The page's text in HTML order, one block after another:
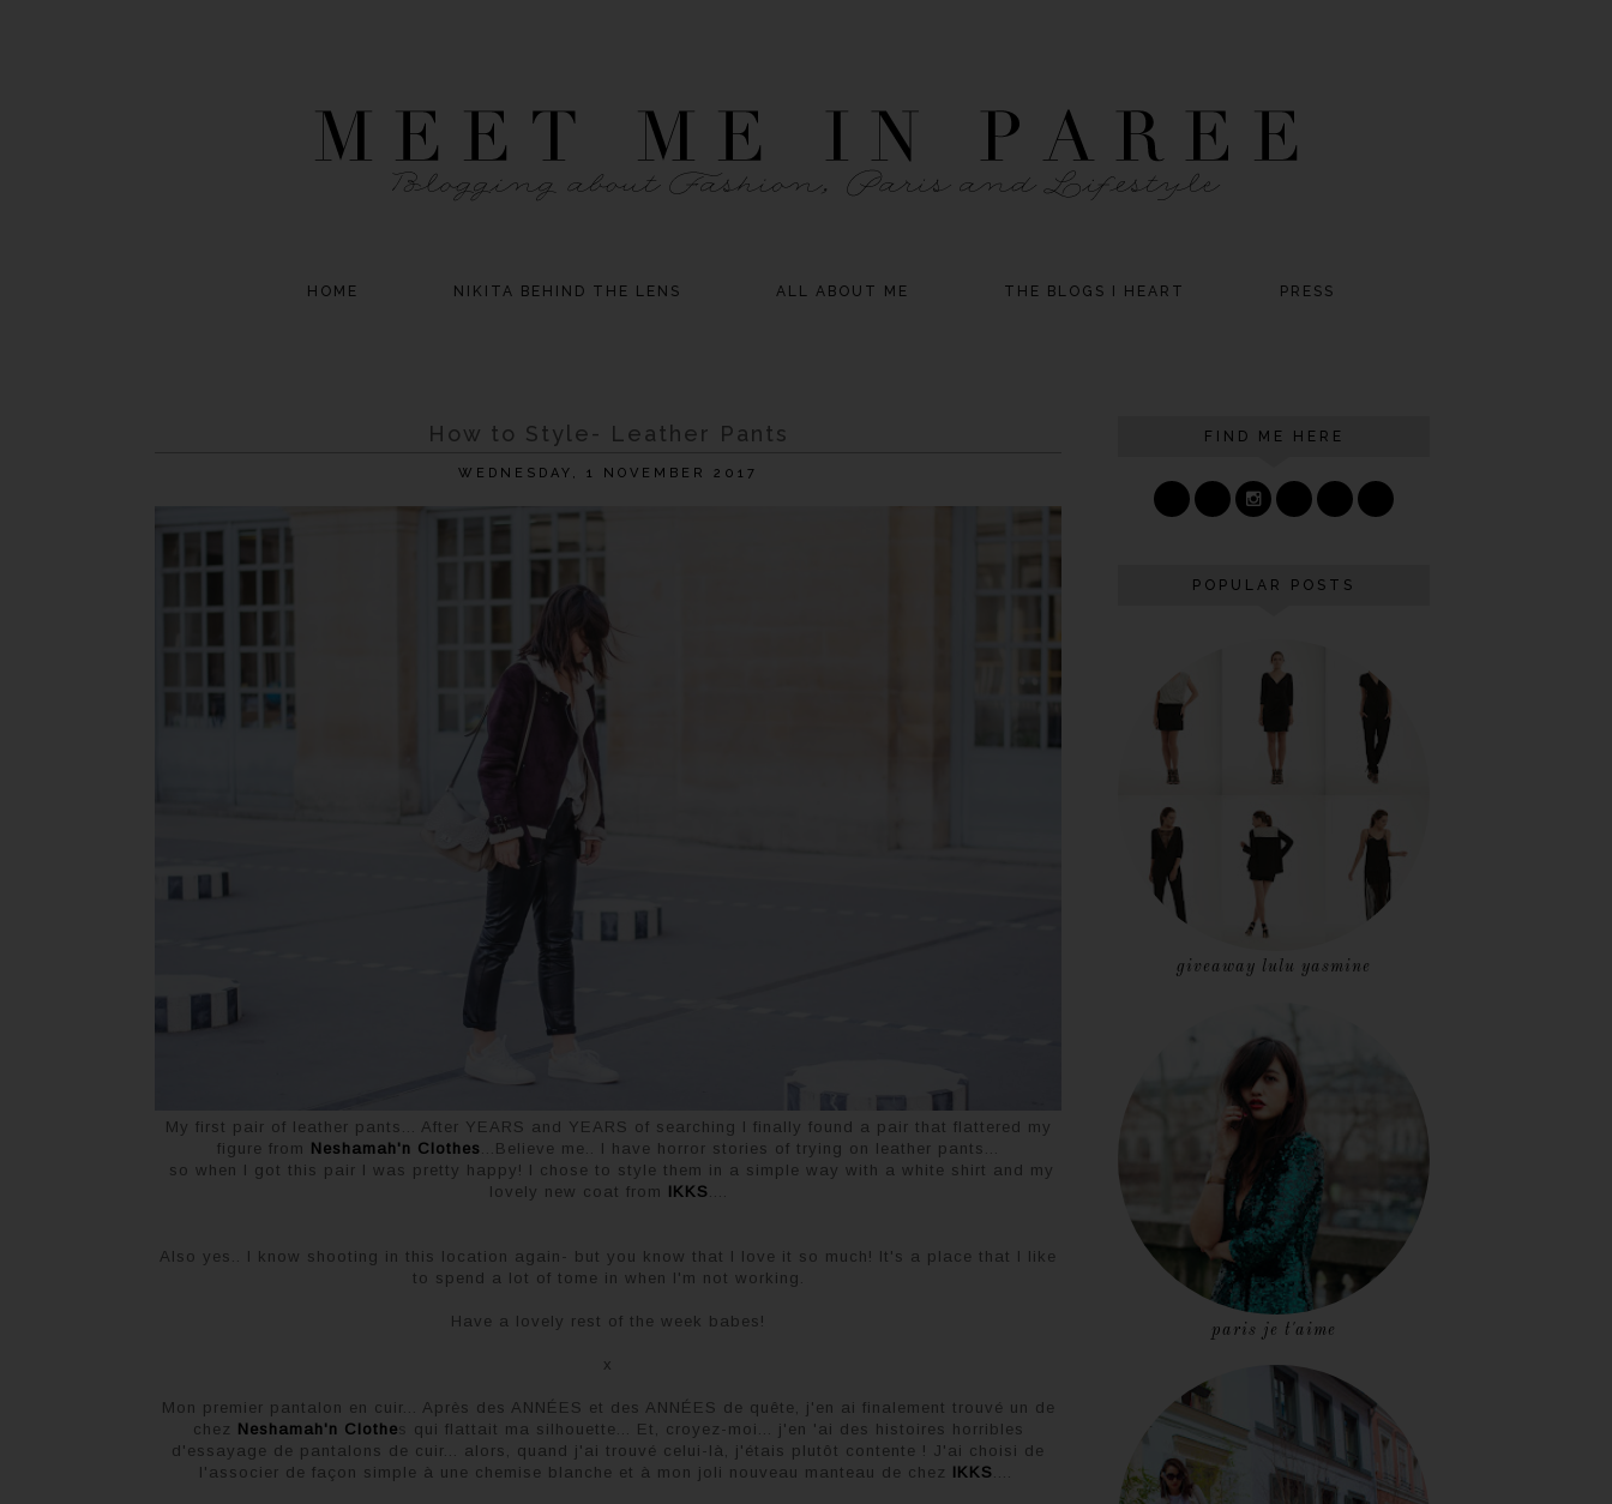
HOME NIKITA BEHIND THE LENS ALL ABOUT ME THE BLOGS I HEART PRESS
How to Style- Leather Pants
WEDNESDAY, 1 NOVEMBER 2017
My first pair of leather pants... After YEARS and YEARS of searching I finally found a pair that flattered my
figure from Neshamah'n Clothes ...Believe me.. I have horror stories of trying on leather pants...
so when I got this pair I was pretty happy! I chose to style them in a simple way with a white shirt and my
lovely new coat from IKKS
Also yes.. I know shooting in this location again- but you know that I love it so much! It's a place that I like
to spend a lot of tome in when I'm not working.
Have a lovely rest of the week babes!
x
Mon premier pantalon en cuir... Après des ANNÉES et des ANNÉES de quête, j'en ai finalement trouvé un de
chez Neshamah'n Clothes
qui flattait ma silhouette... Et, croyez-moi... j'en 'ai des histoires horribles
d'essayage de pantalons de cuir... alors, quand j'ai trouvé celui-là, j'étais plutôt contente ! J'ai choisi de
l'associer de façon simple à une chemise blanche et à mon joli nouveau manteau de chez IKKS
FIND ME HERE
POPULAR POSTS
giveaway lulu yasmine
paris je t'aime